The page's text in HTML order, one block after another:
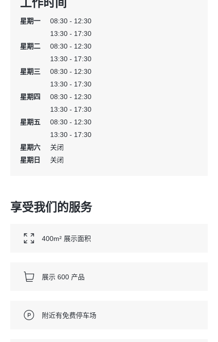
工作时间
星期一
08:30 - 12:30
13:30 - 17:30
星期二
08:30 - 12:30
13:30 - 17:30
星期三
08:30 - 12:30
13:30 - 17:30
星期四
08:30 - 12:30
13:30 - 17:30
星期五
08:30 - 12:30
13:30 - 17:30
星期六
关闭
星期日
关闭
享受我们的服务
400m² 展示面积
展示 600 产品
附近有免费停车场